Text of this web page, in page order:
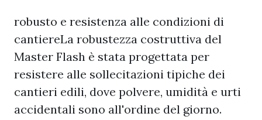
robusto e resistenza alle condizioni di
cantiereLa robustezza costruttiva del
Master Flash è stata progettata per
resistere alle sollecitazioni tipiche dei
cantieri edili, dove polvere, umidità e urti
accidentali sono all'ordine del giorno.